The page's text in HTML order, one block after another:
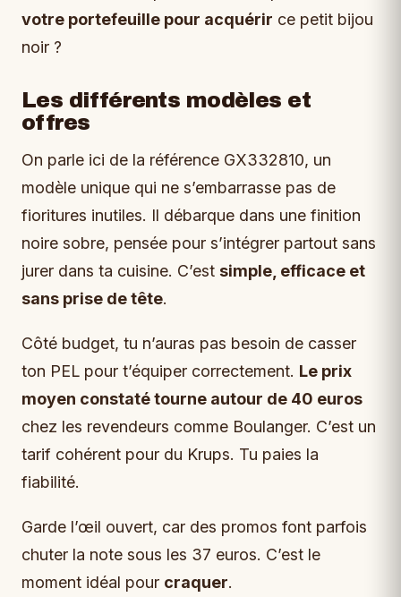
votre portefeuille pour acquérir ce petit bijou
noir ?
Les différents modèles et
offres
On parle ici de la référence GX332810, un
modèle unique qui ne s’embarrasse pas de
fioritures inutiles. Il débarque dans une finition
noire sobre, pensée pour s’intégrer partout sans
jurer dans ta cuisine. C’est simple, efficace et
sans prise de tête.
Côté budget, tu n’auras pas besoin de casser
ton PEL pour t’équiper correctement. Le prix
moyen constaté tourne autour de 40 euros
chez les revendeurs comme Boulanger. C’est un
tarif cohérent pour du Krups. Tu paies la
fiabilité.
Garde l’œil ouvert, car des promos font parfois
chuter la note sous les 37 euros. C’est le
moment idéal pour craquer.